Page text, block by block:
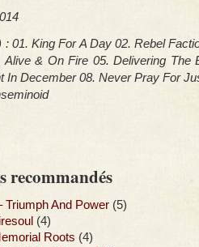
: 01. King For A Day 02. Rebel
Alive & On Fire 05. Delivering The
In December08. Never Pray For
recommandés
Triumph And Power (5)
(4)
Roots (4)